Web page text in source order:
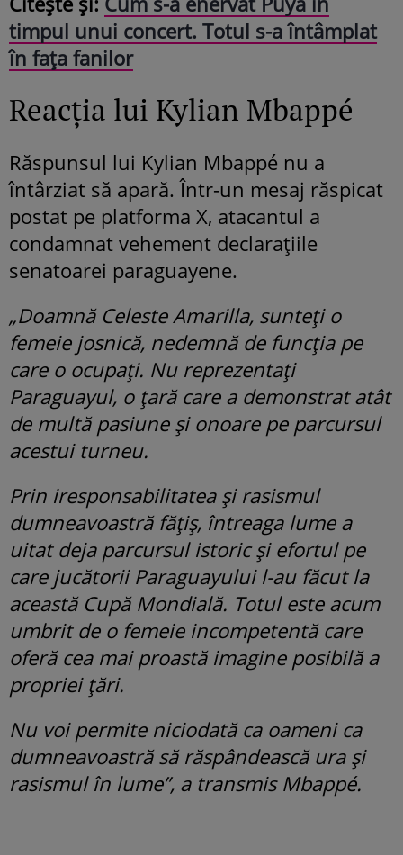
timpul unui concert. Totul s-a întâmplat
în fața fanilor
Reacția lui Kylian Mbappé
Răspunsul lui Kylian Mbappé nu a
întârziat să apară. Într-un mesaj răspicat
postat pe platforma X, atacantul a
condamnat vehement declarațiile
senatoarei paraguayene.
„Doamnă Celeste Amarilla, sunteți o
femeie josnică, nedemnă de funcția pe
care o ocupați. Nu reprezentați
Paraguayul, o țară care a demonstrat atât
de multă pasiune și onoare pe parcursul
acestui turneu.
Prin iresponsabilitatea și rasismul
dumneavoastră fățiș, întreaga lume a
uitat deja parcursul istoric și efortul pe
care jucătorii Paraguayului l-au făcut la
această Cupă Mondială. Totul este acum
umbrit de o femeie incompetentă care
oferă cea mai proastă imagine posibilă a
propriei țări.
Nu voi permite niciodată ca oameni ca
dumneavoastră să răspândească ura și
rasismul în lume”, a transmis Mbappé.